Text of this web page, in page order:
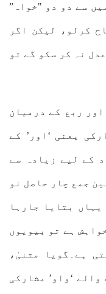
سے دو دو "خواہ”
کرلو، لیکن اگر
نہ کر سکو گے تو
اور ربع کے درمیان
یعنی ‘اور’ کے
کے لیے زیادہ سے
جمع تین جمع چار حاصل نو
بتایا جارہا
ہے تو بیویوں
ہے۔گویا مثنیٰ،
‘واو’ مشارکی